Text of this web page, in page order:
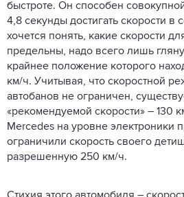
быстроте. Он способен
4,8 секунды достигать скорости в
хочется понять, какие скорости
предельны, надо всего лишь
крайнее положение которого
км/ч. Учитывая, что скоростной
автобанов не ограничен,
«рекомендуемой скорости» – 130
Mercedes на уровне электроники
ограничили скорость своего
разрешенную 250 км/ч.